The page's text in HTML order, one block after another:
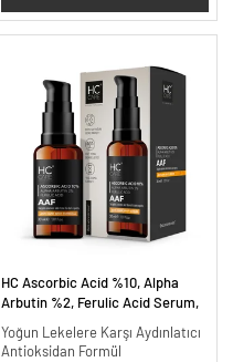
HC Ascorbic Acid %10, Alpha
Arbutin %2, Ferulic Acid Serum,
ml.
Yoğun Lekelere Karşı Aydınlatıcı
Antioksidan Formül